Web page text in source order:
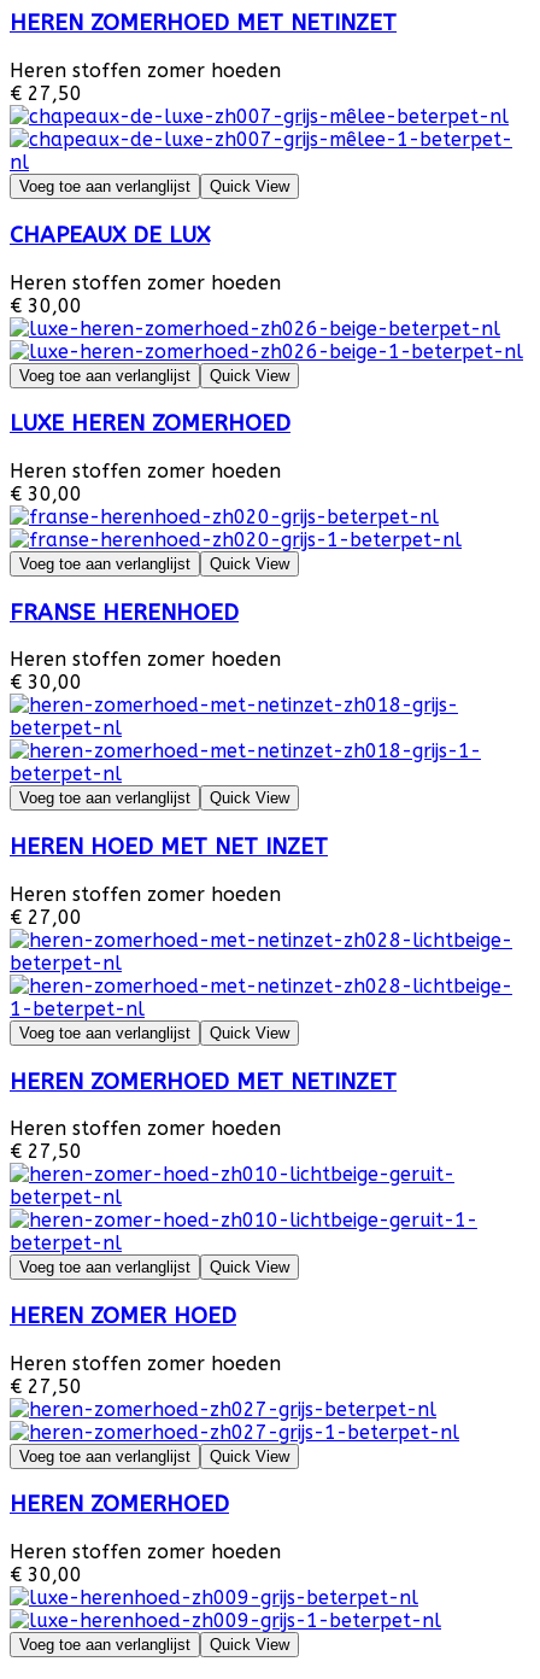
HEREN ZOMERHOED MET NETINZET
Heren stoffen zomer hoeden
€ 27,50
Voeg toe aan verlanglijst Quick View
CHAPEAUX DE LUX
Heren stoffen zomer hoeden
€ 30,00
Voeg toe aan verlanglijst Quick View
LUXE HEREN ZOMERHOED
Heren stoffen zomer hoeden
€ 30,00
Voeg toe aan verlanglijst Quick View
FRANSE HERENHOED
Heren stoffen zomer hoeden
€ 30,00
Voeg toe aan verlanglijst Quick View
HEREN HOED MET NET INZET
Heren stoffen zomer hoeden
€ 27,00
Voeg toe aan verlanglijst Quick View
HEREN ZOMERHOED MET NETINZET
Heren stoffen zomer hoeden
€ 27,50
Voeg toe aan verlanglijst Quick View
HEREN ZOMER HOED
Heren stoffen zomer hoeden
€ 27,50
Voeg toe aan verlanglijst Quick View
HEREN ZOMERHOED
Heren stoffen zomer hoeden
€ 30,00
Voeg toe aan verlanglijst Quick View